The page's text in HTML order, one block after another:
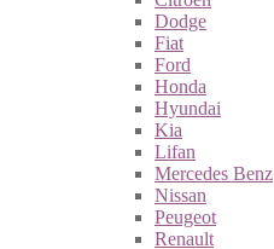
Dodge
Fiat
Ford
Honda
Hyundai
Kia
Lifan
Mercedes Benz
Nissan
Peugeot
Renault